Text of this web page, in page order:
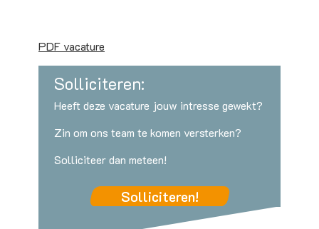
PDF vacature
Solliciteren:
Heeft deze vacature jouw intresse gewekt?
Zin om ons team te komen versterken?
Solliciteer dan meteen!
Solliciteren!